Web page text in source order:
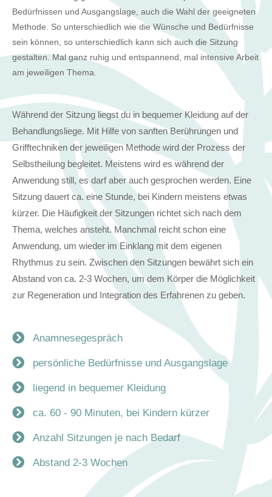
Bedürfnissen und Ausgangslage, auch die Wahl der geeigneten
Methode. So unterschiedlich wie die Wünsche und Bedürfnisse
sein können, so unterschiedlich kann sich auch die Sitzung
gestalten. Mal ganz ruhig und entspannend, mal intensive Arbeit
am jeweiligen Thema.
Während der Sitzung liegst du in bequemer Kleidung auf der
Behandlungsliege. Mit Hilfe von sanften Berührungen und
Grifftechniken der jeweiligen Methode wird der Prozess der
Selbstheilung begleitet. Meistens wird es während der
Anwendung still, es darf aber auch gesprochen werden. Eine
Sitzung dauert ca. eine Stunde, bei Kindern meistens etwas
kürzer. Die Häufigkeit der Sitzungen richtet sich nach dem
Thema, welches ansteht. Manchmal reicht schon eine
Anwendung, um wieder im Einklang mit dem eigenen
Rhythmus zu sein. Zwischen den Sitzungen bewährt sich ein
Abstand von ca. 2-3 Wochen, um dem Körper die Möglichkeit
zur Regeneration und Integration des Erfahrenen zu geben.
Anamnesegespräch
persönliche Bedürfnisse und Ausgangslage
liegend in bequemer Kleidung
ca. 60 - 90 Minuten, bei Kindern kürzer
Anzahl Sitzungen je nach Bedarf
Abstand 2-3 Wochen